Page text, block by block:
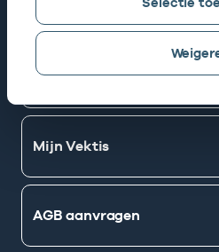
Snel naar
AGB zoeken
Mijn Vektis
AGB aanvragen